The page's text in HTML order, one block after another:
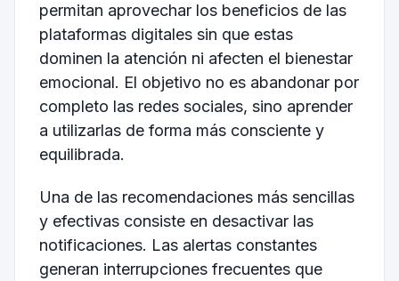
permitan aprovechar los beneficios de las
plataformas digitales sin que estas
dominen la atención ni afecten el bienestar
emocional. El objetivo no es abandonar por
completo las redes sociales, sino aprender
a utilizarlas de forma más consciente y
equilibrada.
Una de las recomendaciones más sencillas
y efectivas consiste en desactivar las
notificaciones. Las alertas constantes
generan interrupciones frecuentes que